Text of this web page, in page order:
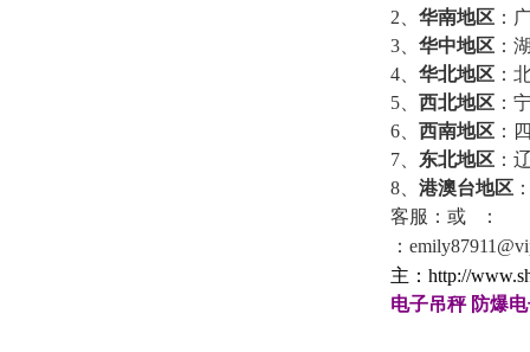
2
华南地区 ：
3
华中地区 ：
4
华北地区 ：
5
西北地区 ：
6
西南地区 ：
7
东北地区 ：
8
港澳台地区
客服： 或
：
：
主： http://
电子吊秤 防爆